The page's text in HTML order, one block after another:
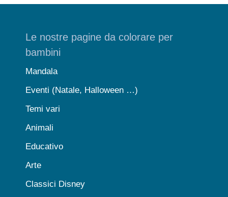
Le nostre pagine da colorare per
bambini
Mandala
Eventi (Natale, Halloween …)
Temi vari
Animali
Educativo
Arte
Classici Disney